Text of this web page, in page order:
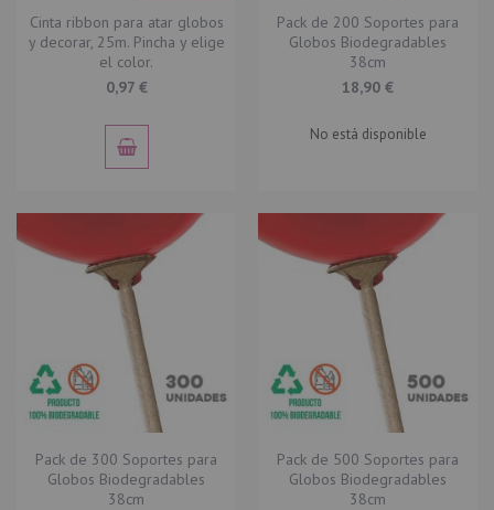
Cinta ribbon para atar globos
y decorar, 25m. Pincha y elige
el color.
0,97 €
Pack de 200 Soportes para
Globos Biodegradables
38cm
18,90 €
No está disponible
Pack de 300 Soportes para
Globos Biodegradables
38cm
Pack de 500 Soportes para
Globos Biodegradables
38cm